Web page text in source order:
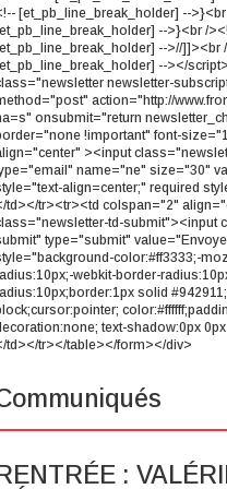
[et_pb_line_break_holder] --
-->}<br /
-->//]]><br
--></
newsletter-
action="http://
onsubmit="return
!important" font-
><input
name="ne" size="30"
align=center;" required
td></tr><tr><td colspan="2"
td-submit"><input
type="submit"
color:#ff3333;-
webkit-border-
solid
text-shadow:0px
td></tr></table></form></div>
: